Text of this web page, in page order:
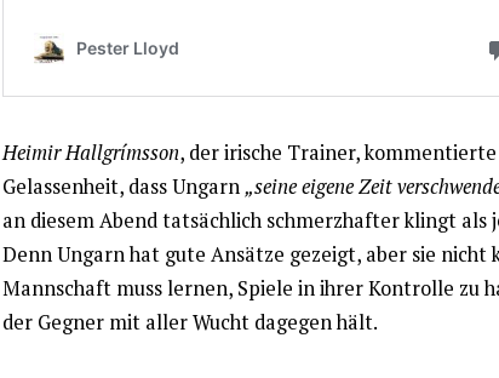
Heimir Hallgrímsson, der irische Trainer,
Gelassenheit, dass Ungarn„seine eigene Zeit
an diesem Abend tatsächlich schmerzhafter klingt als
Denn Ungarn hat gute Ansätze gezeigt, aber sie nicht
Mannschaft muss lernen, Spiele in ihrer Kontrolle zu
der Gegner mit aller Wucht dagegen hält.